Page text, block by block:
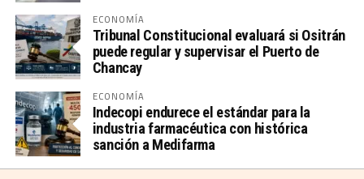
ECONOMÍA
Tribunal Constitucional evaluará si Ositrán
puede regular y supervisar el Puerto de
Chancay
ECONOMÍA
Indecopi endurece el estándar para la
industria farmacéutica con histórica
sanción a Medifarma